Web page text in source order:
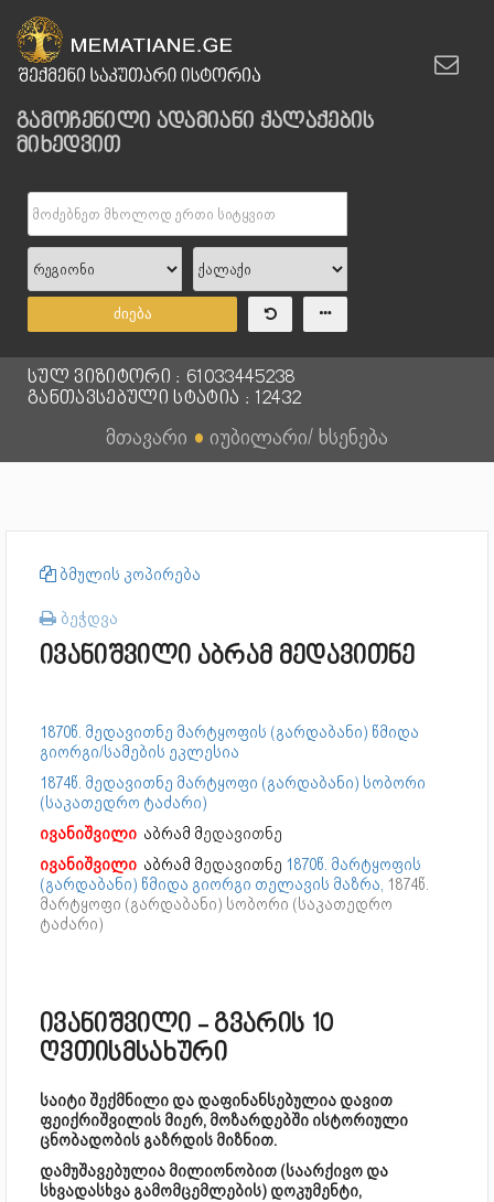
გამოჩენილი ადამიანი ქალაქების
მიხედვით
ძიება
სულ ვიზიტორი : 61033445238
განთავსებული სტატია : 12432
მთავარი ● იუბილარი/ ხსენება
ბმულის კოპირება
ბეჭდვა
ივანიშვილი აბრამ მედავითნე
1870წ. მედავითნე მარტყოფის (გარდაბანი) წმიდა
გიორგი/სამების ეკლესია
1874წ. მედავითნე მარტყოფი (გარდაბანი) სობორი
(საკათედრო ტაძარი)
ივანიშვილი აბრამ მედავითნე
ივანიშვილი აბრამ მედავითნე 1870წ. მარტყოფის
(გარდაბანი) წმიდა გიორგი თელავის მაზრა, 1874წ.
მარტყოფი (გარდაბანი) სობორი (საკათედრო
ტაძარი)
ივანიშვილი - გვარის 10
ღვთისმსახური
საიტი შექმნილი და დაფინანსებულია დავით
ფეიქრიშვილის მიერ, მოზარდებში ისტორიული
ცნობადობის გაზრდის მიზნით.
დამუშავებულია მილიონობით (საარქივო და
სხვადასხვა გამომცემლების) დოკუმენტი,